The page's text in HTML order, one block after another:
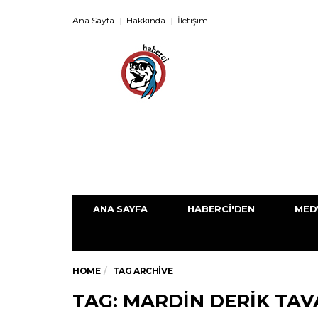
Ana Sayfa Hakkında İletişim
ANA SAYFA HABERCI'DEN
HOME TAG ARCHIVE
TAG: MARDIN DERIK